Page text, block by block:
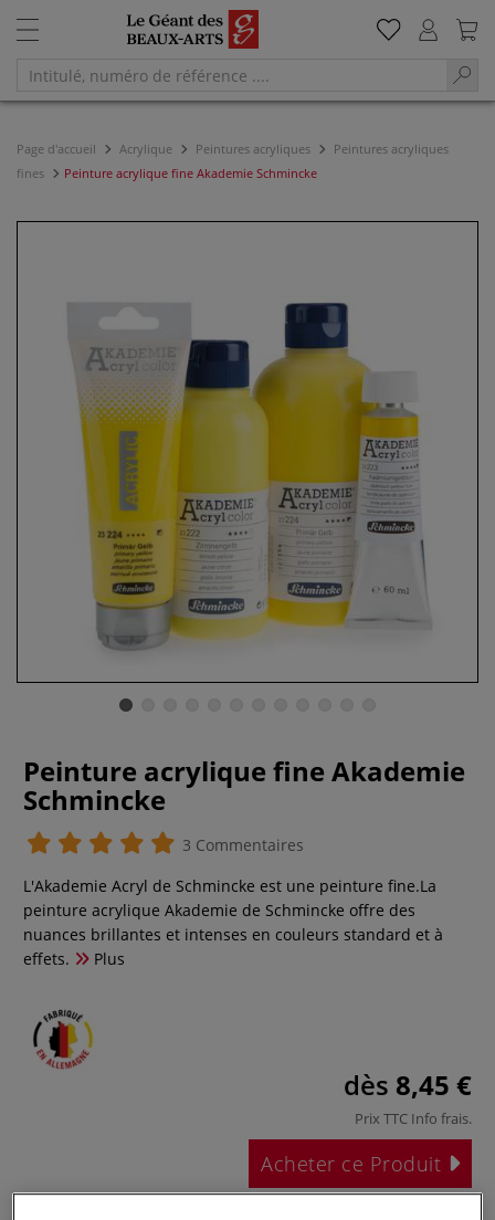
Page d'accueil Acrylique Peintures acryliques
Peintures acryliques
fines
Peinture acrylique fine Akademie Schmincke
Peinture acrylique fine Akademie
Schmincke
3 Commentaires
L'Akademie Acryl de Schmincke est une peinture fine.La
peinture acrylique Akademie de Schmincke offre des
nuances brillantes et intenses en couleurs standard et à
effets.
Plus
dès 8,45 €
Prix TTC Info frais.
Acheter ce Produit